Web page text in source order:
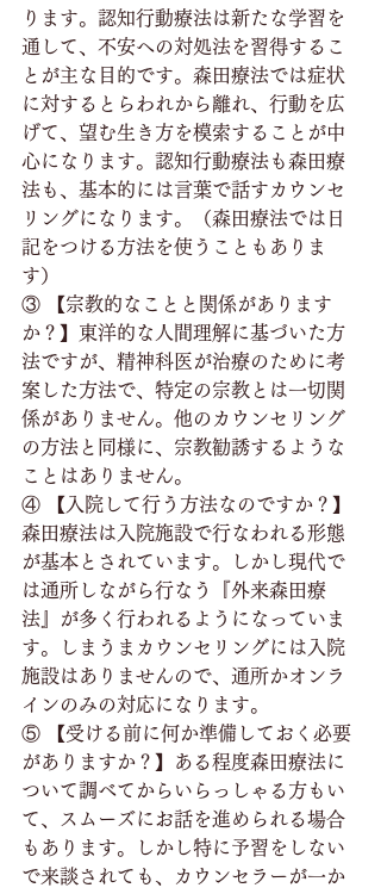
ります。認知行動療法は新たな学習を
通して、不安への対処法を習得するこ
とが主な目的です。森田療法では症状
に対するとらわれから離れ、行動を広
げて、望む生き方を模索することが中
心になります。認知行動療法も森田療
法も、基本的には言葉で話すカウンセ
リングになります。（森田療法では日
記をつける方法を使うこともありま
す）
③ 【宗教的なことと関係があります
か？】東洋的な人間理解に基づいた方
法ですが、精神科医が治療のために考
案した方法で、特定の宗教とは一切関
係がありません。他のカウンセリング
の方法と同様に、宗教勧誘するような
ことはありません。
④ 【入院して行う方法なのですか？】
森田療法は入院施設で行なわれる形態
が基本とされています。しかし現代で
は通所しながら行なう『外来森田療
法』が多く行われるようになっていま
す。しまうまカウンセリングには入院
施設はありませんので、通所かオンラ
インのみの対応になります。
⑤ 【受ける前に何か準備しておく必要
がありますか？】ある程度森田療法に
ついて調べてからいらっしゃる方もい
て、スムーズにお話を進められる場合
もあります。しかし特に予習をしない
で来談されても、カウンセラーが一か